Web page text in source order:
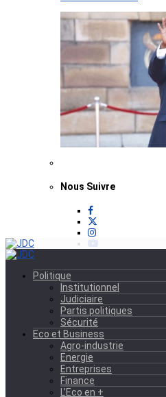
Nous Suivre
Politique
Institutionnel
Judiciaire
Partis politiques
Sécurité
Eco et Business
Agro-industrie
Energie
Entreprises
Finance
L’Eco en +